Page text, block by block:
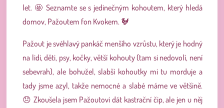
let. 🤩 Seznamte se s jedinečným kohoutem, který hledá
domov, Pažoutem fon Kvokem. 🐓
Pažout je svéhlavý pankáč menšího vzrůstu, který je hodný
na lidi, děti, psy, kočky, větší kohouty (tam si nedovolí, není
sebevrah), ale bohužel, slabší kohoutky mi tu morduje a
tady jsme azyl, takže nemocné a slabé máme ve většině.
😞 Zkoušela jsem Pažoutovi dát kastrační čip, ale jen u něj